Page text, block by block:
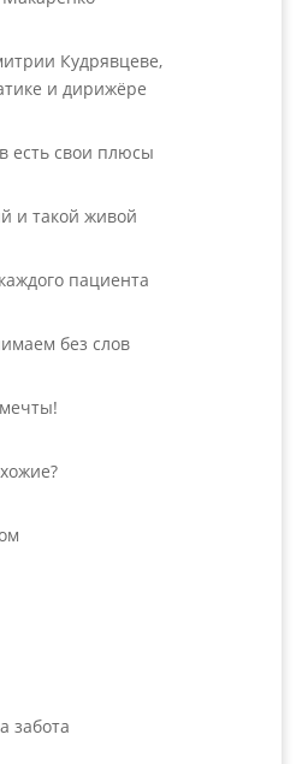
Кудрявцеве,
и дирижёре
есть свои плюсы
и такой живой
пациента
без слов
забота